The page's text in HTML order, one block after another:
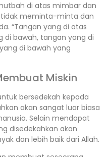
di atas mimbar dan
meminta-minta dan
“Tangan yang di atas
di bawah, tangan yang di
di bawah yang
Miskin
bersedekah kepada
akan sangat luar biasa
Selain mendapat
disedekahkan akan
dan lebih baik dari Allah.